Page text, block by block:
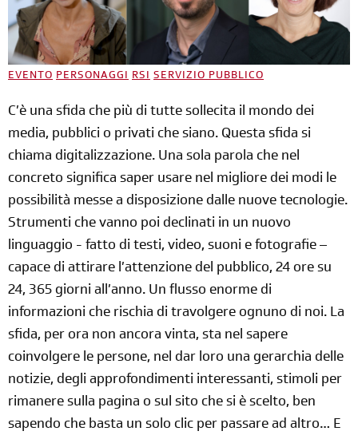
EVENTO PERSONAGGI RSI SERVIZIO PUBBLICO
C’è una sfida che più di tutte sollecita il mondo dei
media, pubblici o privati che siano. Questa sfida si
chiama digitalizzazione. Una sola parola che nel
concreto significa saper usare nel migliore dei modi le
possibilità messe a disposizione dalle nuove tecnologie.
Strumenti che vanno poi declinati in un nuovo
linguaggio - fatto di testi, video, suoni e fotografie –
capace di attirare l’attenzione del pubblico, 24 ore su
24, 365 giorni all’anno. Un flusso enorme di
informazioni che rischia di travolgere ognuno di noi. La
sfida, per ora non ancora vinta, sta nel sapere
coinvolgere le persone, nel dar loro una gerarchia delle
notizie, degli approfondimenti interessanti, stimoli per
rimanere sulla pagina o sul sito che si è scelto, ben
sapendo che basta un solo clic per passare ad altro… E